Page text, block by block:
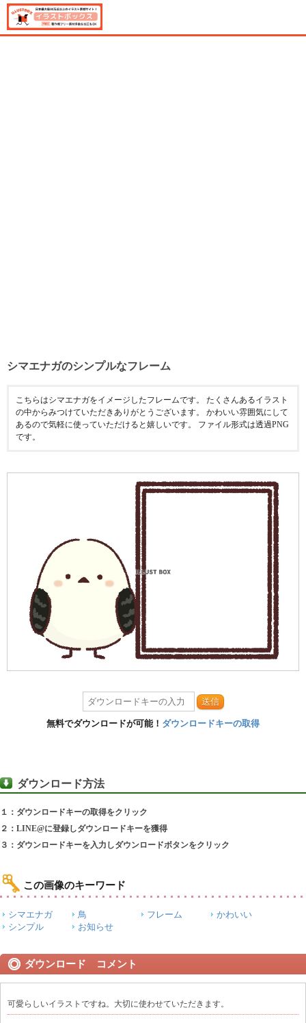
シマエナガのシンプルなフレーム
こちらはシマエナガをイメージしたフレームです。 たくさんあるイラスト
の中からみつけていただきありがとうございます。 かわいい雰囲気にして
あるので気軽に使っていただけると嬉しいです。 ファイル形式は透過PNG
です。
送信
無料でダウンロードが可能！ ダウンロードキーの取得
ダウンロード方法
１：ダウンロードキーの取得をクリック
２：LINE@に登録しダウンロードキーを獲得
３：ダウンロードキーを入力しダウンロードボタンをクリック
この画像のキーワード
シマエナガ 鳥 フレーム
かわいい
シンプル
お知らせ
ダウンロード コメント
可愛らしいイラストですね。大切に使わせていただきます。